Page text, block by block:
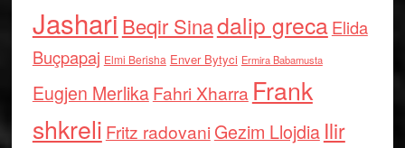
Jashari Beqir Sinadalip grecaElida
Buçpapaj Elmi Berisha Enver Bytyci Ermira Babamusta
Eugjen MerlikaFahri Xharra Frank
shkreli Fritz radovaniGezim Llojdia Ilir